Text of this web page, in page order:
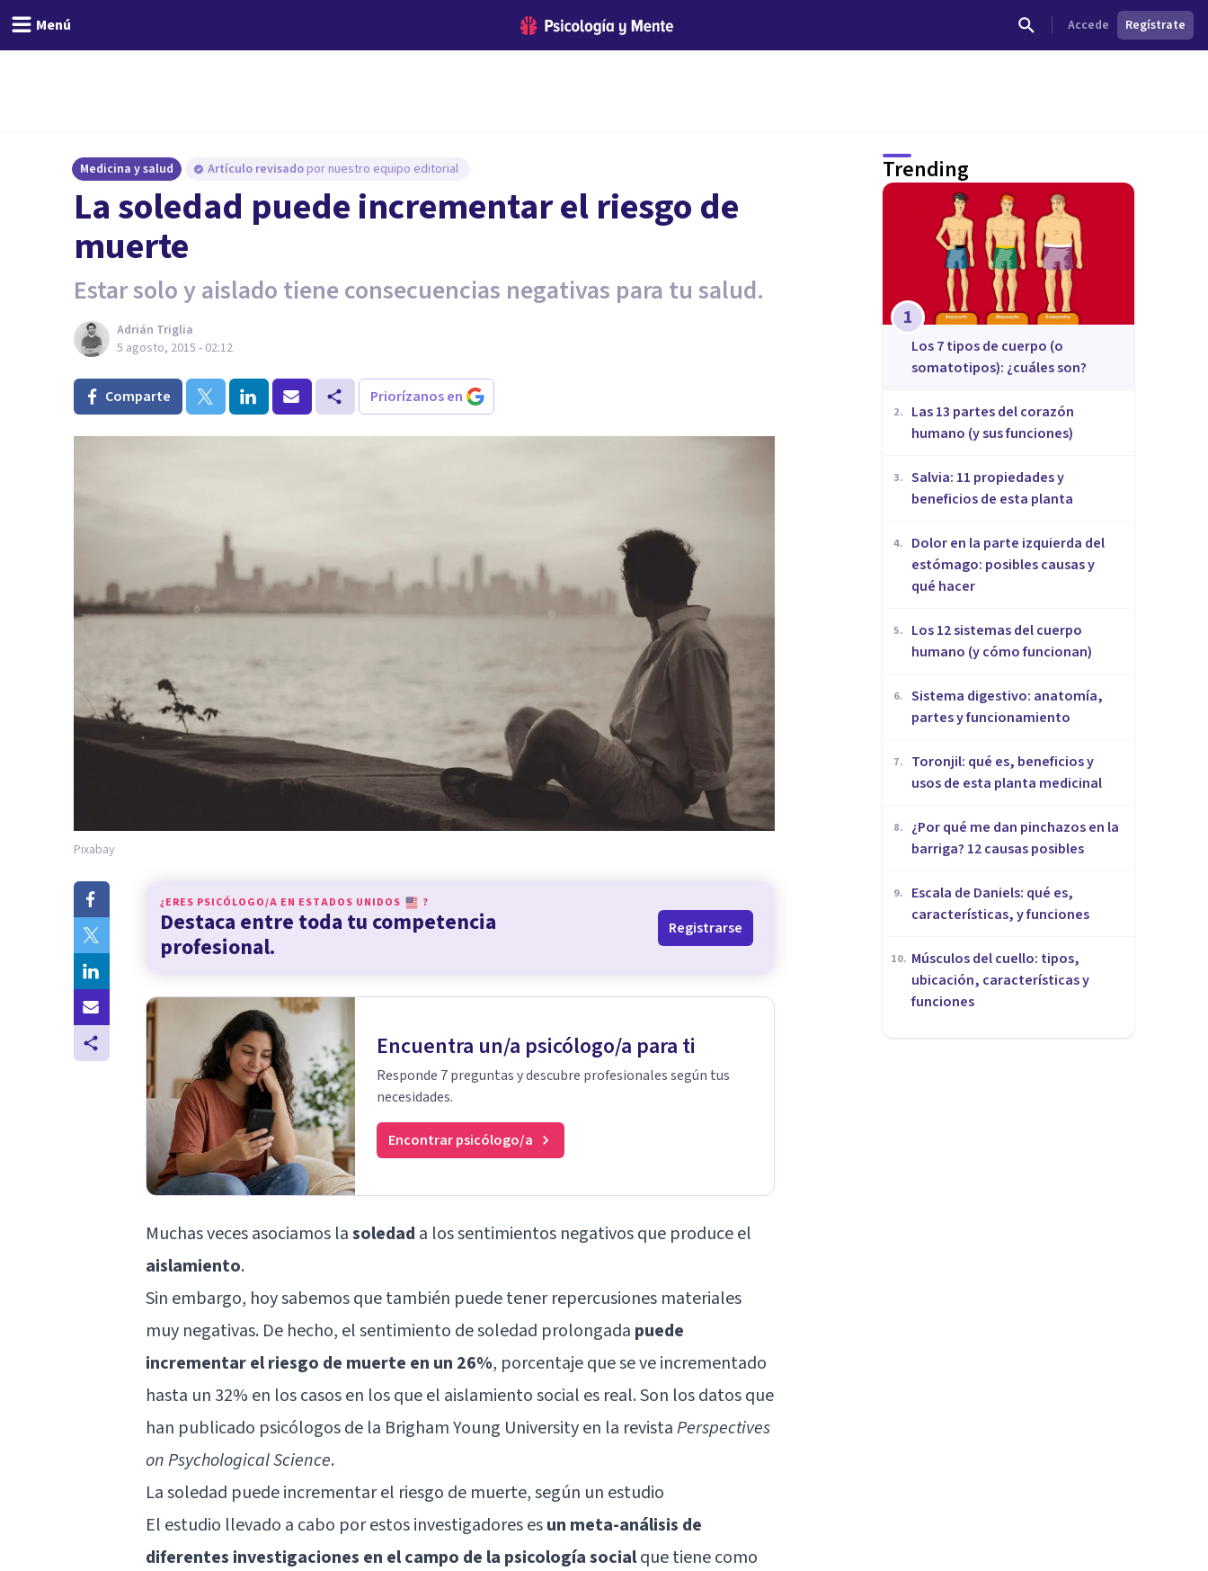
Menú Accede Regístrate
Medicina y salud Artículo revisado por nuestro equipo editorial
​La soledad puede incrementar el riesgo de
muerte
Estar solo y aislado tiene consecuencias negativas para tu salud.
Adrián Triglia
5 agosto, 2015 - 02:12
Comparte Priorízanos en
Pixabay
¿ERES PSICÓLOGO/A EN ESTADOS UNIDOS ?
Destaca entre toda tu competencia
profesional.
Registrarse
Encuentra un/a psicólogo/a para ti
Responde 7 preguntas y descubre profesionales según tus
necesidades.
Encontrar psicólogo/a
Muchas veces asociamos lasoledad a los sentimientos negativos que produce el
aislamiento.
Sin embargo, hoy sabemos que también puede tener repercusiones materiales
muy negativas. De hecho, el sentimiento de soledad prolongada puede
incrementar el riesgo de muerte en un 26%, porcentaje que se ve incrementado
hasta un 32% en los casos en los que el aislamiento social es real. Son los datos que
han publicado psicólogos de la Brigham Young University en la revistaPerspectives
on Psychological Science.
La soledad puede incrementar el riesgo de muerte, según un estudio
El estudio llevado a cabo por estos investigadores esun meta-análisis de
diferentes investigaciones en el campo de la psicología socialque tiene como
Trending
1
​Los 7 tipos de cuerpo (o
somatotipos): ¿cuáles son?
2.
Las 13 partes del corazón
humano (y sus funciones)
3. Salvia: 11 propiedades y
beneficios de esta planta
4.
Dolor en la parte izquierda del
estómago: posibles causas y
qué hacer
5.
Los 12 sistemas del cuerpo
humano (y cómo funcionan)
6. Sistema digestivo: anatomía,
partes y funcionamiento
7.
Toronjil: qué es, beneficios y
usos de esta planta medicinal
8.
¿Por qué me dan pinchazos en la
barriga? 12 causas posibles
9.
Escala de Daniels: qué es,
características, y funciones
10. Músculos del cuello: tipos,
ubicación, características y
funciones